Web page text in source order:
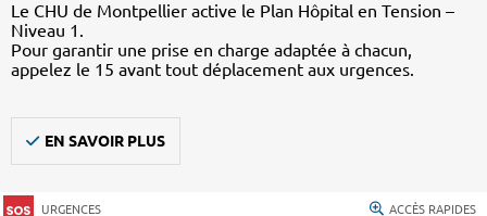
Le CHU de Montpellier active le Plan Hôpital en Tension –
Niveau 1.
Pour garantir une prise en charge adaptée à chacun,
appelez le 15 avant tout déplacement aux urgences.
EN SAVOIR PLUS
URGENCES ACCÈS RAPIDES